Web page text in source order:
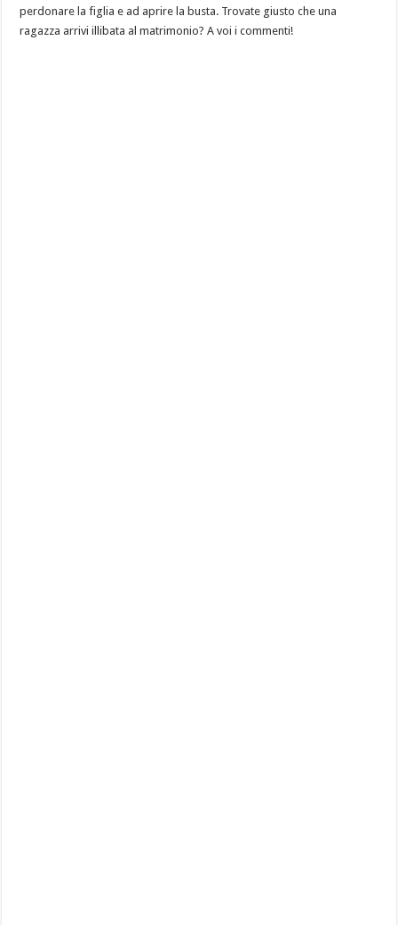
perdonare la figlia e ad aprire la busta. Trovate giusto che una
ragazza arrivi illibata al matrimonio? A voi i commenti!